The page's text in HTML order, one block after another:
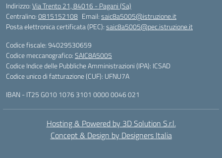
Indirizzo:Via Trento 21, 84016 - Pagani (Sa)
Centralino:0815152108 Email:saic8a5005@istruzione.it
Posta elettronica certificata (PEC):saic8a5005@pec.istruzione.it
Codice fiscale: 94029530659
Codice meccanografico:SAIC8A5005
Codice Indice delle Pubbliche Amministrazioni (IPA): ICSAD
Codice unico di fatturazione (CUF): UFNU7A
IBAN - IT25 G010 1076 3101 0000 0046 021
Hosting & Powered by 3D Solution S.r.l.
Concept & Design by Designers Italia